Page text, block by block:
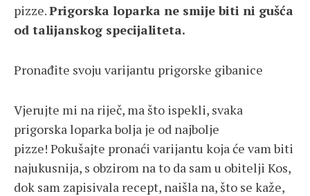
pizze.Prigorska loparka ne smije biti ni gušća
od talijanskog specijaliteta.
Pronađite svoju varijantu prigorske gibanice
Vjerujte mi na riječ, ma što ispekli, svaka
prigorska loparka bolja je od najbolje
pizze! Pokušajte pronaći varijantu koja će vam biti
najukusnija, s obzirom na to da sam u obitelji Kos,
dok sam zapisivala recept, naišla na, što se kaže,